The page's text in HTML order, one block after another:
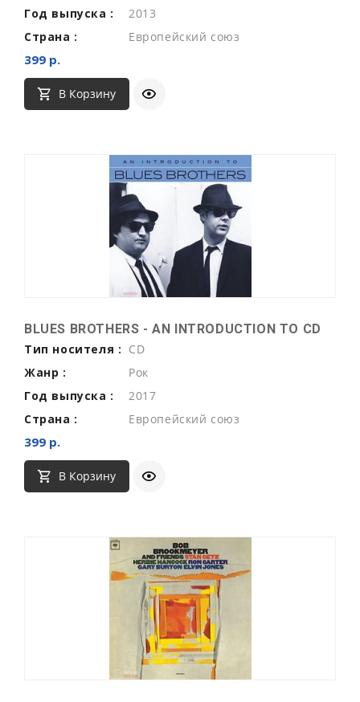
Год выпуска :
2013
Страна :
Европейский союз
399 р.
В Корзину
BLUES BROTHERS - AN INTRODUCTION TO CD
Тип носителя : CD
Жанр :
Рок
Год выпуска :
2017
Страна :
Европейский союз
399 р.
В Корзину